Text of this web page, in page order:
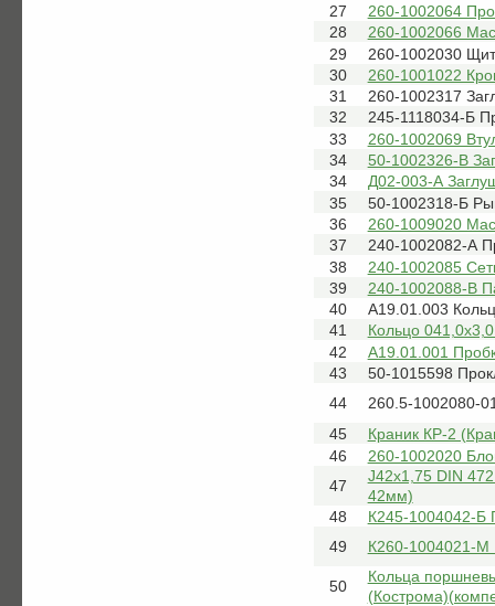
27
260-1002064
28
260-1002066
29
260-1002030
30
260-1001022
31
260-1002317
32
245-1118034-Б
33
260-1002069
34
50-1002326-В
34
Д02-003-А
35
50-1002318-Б
36
260-1009020
37
240-1002082-А
38
240-1002085
39
240-1002088-В
40
А19.01.003
41
Кольцо
42
А19.01.001
43
50-1015598
44
260.5-1002080-
45
Краник КР-2
46
260-1002020
47
J42x1,75 DIN
42мм)
48
К245-1004042-
49
К260-1004021-М
50
Кольца